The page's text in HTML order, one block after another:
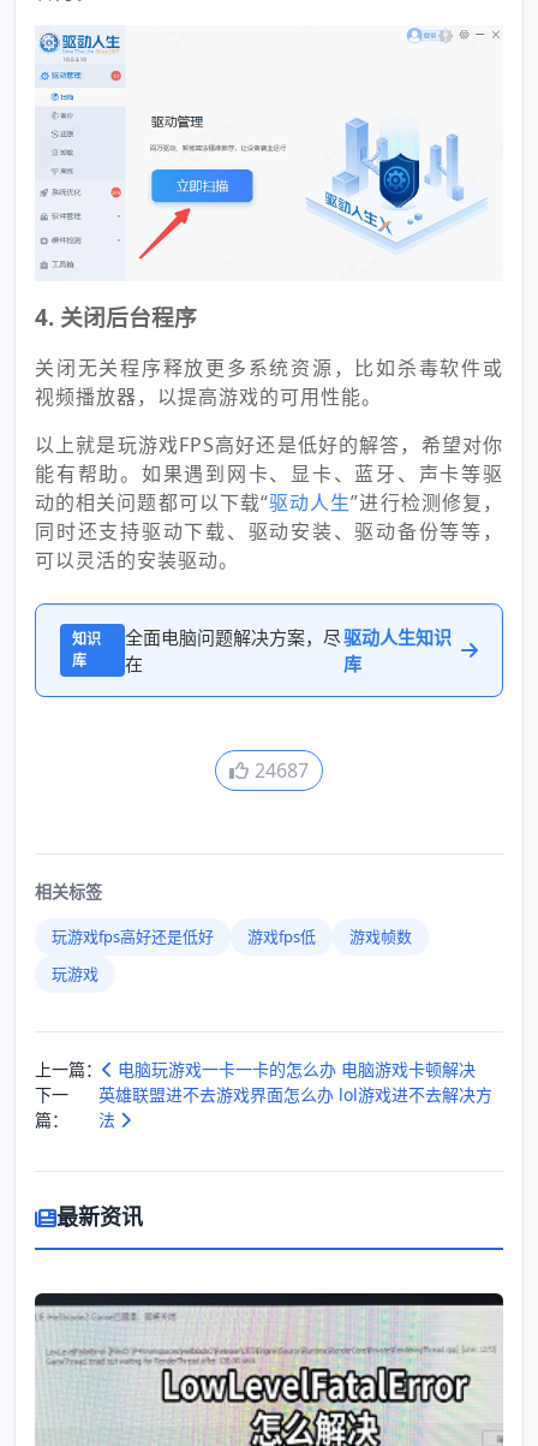
4. 关闭后台程序
关闭无关程序释放更多系统资源，比如杀毒软件或
视频播放器，以提高游戏的可用性能。
以上就是玩游戏FPS高好还是低好的解答，希望对你
能有帮助。如果遇到网卡、显卡、蓝牙、声卡等驱
动的相关问题都可以下载“驱动人生”进行检测修复，
同时还支持驱动下载、驱动安装、驱动备份等等，
可以灵活的安装驱动。
知识
库
全面电脑问题解决方案，尽
在
驱动人生知识
库
24687
相关标签
玩游戏fps高好还是低好 游戏fps低
游戏帧数
玩游戏
上一篇：
电脑玩游戏一卡一卡的怎么办 电脑游戏卡顿解决
下一
篇：
英雄联盟进不去游戏界面怎么办 lol游戏进不去解决方
法
最新资讯